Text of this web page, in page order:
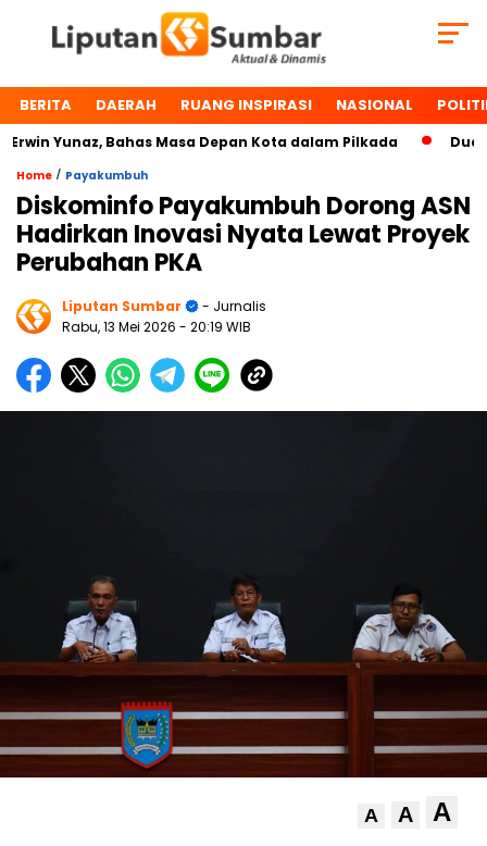
BERITA DAERAH RUANG INSPIRASI NASIONAL
Yunaz, Bahas Masa Depan Kota dalam Pilkada Dua
Home / Payakumbuh
Diskominfo Payakumbuh Dorong ASN
Hadirkan Inovasi Nyata Lewat Proyek
Perubahan PKA
Liputan Sumbar
- Jurnalis
Rabu, 13 Mei 2026 - 20:19 WIB
A A A